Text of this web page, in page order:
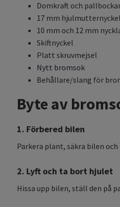
Domkraft och
17 mm hjulmutternyckel
10 mm och 12 mm
Skiftnyckel
Platt skruvmejsel
Nytt bromsok
Behållare/slang för
Byte av
1. Förbered bilen
Parkera plant, säkra bilen
2. Lyft och ta bort hjulet
Hissa upp bilen, ställ den på